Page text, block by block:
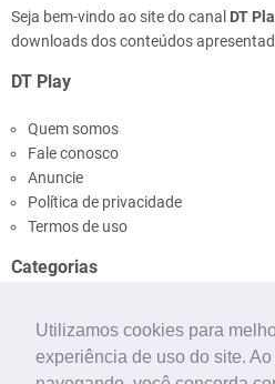
Utilizamos cookies para
experiência de uso do site.
Seja bem-vindo ao site do canal DT
downloads dos conteúdos
DT Play
Quem somos
Fale conosco
Anuncie
Política de privacidade
Termos de uso
Categorias
Pinturas
Mapas